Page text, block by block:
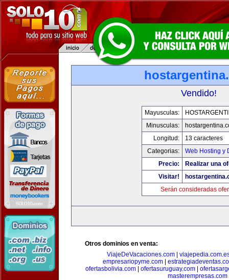
Vendido!
Mayusculas:
Minusculas:
Longitud:
13 caracteres
Categorias:
Web Hosting y
Precio:
Realizar una
Visitar!
Serán consideradas
Otros dominios en venta:
ViajeDeVacaciones.com
empresariopyme.com
ofertasbolivia.com| ofertasuruguay.com|
masterempresas.com